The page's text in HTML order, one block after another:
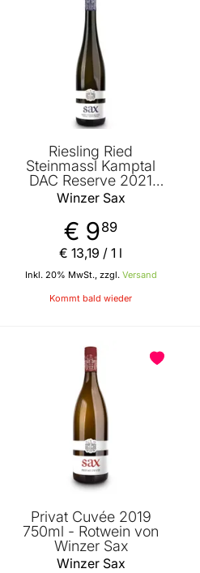
Riesling Ried
Steinmassl Kamptal
DAC Reserve 2021
750ml - Weißwein von
Winzer Sax
Winzer Sax
€ 989
Inkl. 20% MwSt., zzgl. Versand
€ 13,19 / 1 l
Kommt bald wieder
Privat Cuvée 2019
750ml - Rotwein von
Winzer Sax
Winzer Sax